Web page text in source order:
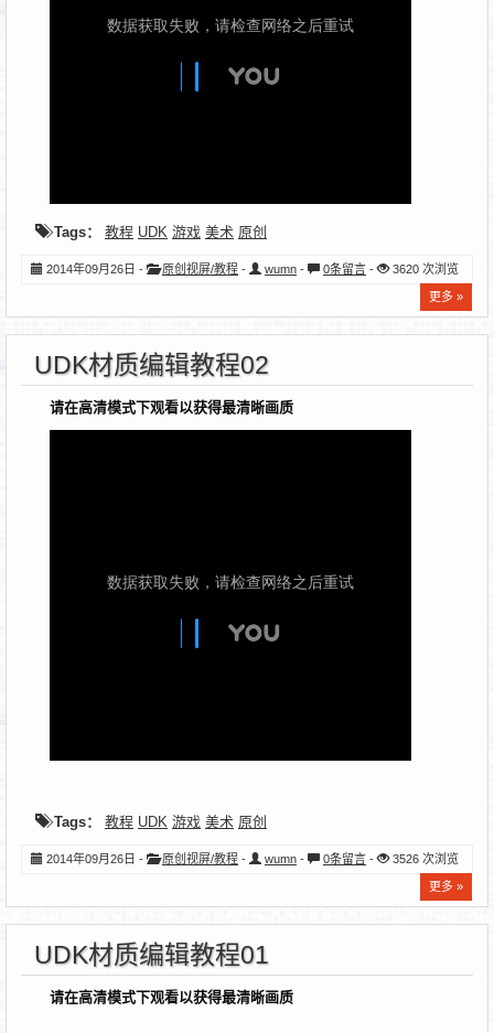
Tags： 教程 UDK 游戏 美术 原创
2014年09月26日 - 原创视屏/教程 - wumn - 0条留言 - 3620 次浏览
更多 »
UDK材质编辑教程02
请在高清模式下观看以获得最清晰画质
Tags： 教程 UDK 游戏 美术 原创
2014年09月26日 - 原创视屏/教程 - wumn - 0条留言 - 3526 次浏览
更多 »
UDK材质编辑教程01
请在高清模式下观看以获得最清晰画质